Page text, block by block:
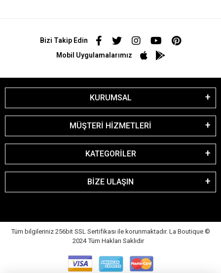
Bizi Takip Edin
Mobil Uygulamalarımız
KURUMSAL
MÜŞTERİ HİZMETLERİ
KATEGORİLER
BİZE ULAŞIN
Tüm bilgileriniz 256bit SSL Sertifikası ile korunmaktadır. La Boutique ©
2024 Tüm Hakları Saklıdır